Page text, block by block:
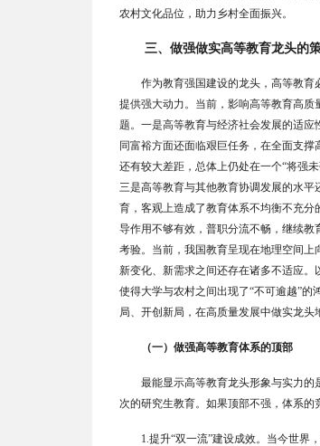
农村文化品位，助力乡村全面振兴。
三、做强做实高等教育龙头的
作为教育强国建设的龙头，高等教
提供强大动力。当前，影响高等教育高
题。一是高等教育与经济社会发展的适
同富裕方面还面临艰巨任务，在全面支
还有较大差距，总体上仍处在一个“将强
三是高等教育与其他教育协调发展的水
育，客观上造成了教育体系不均衡不充分
导作用不够有效，普职分流不畅，继续
考验。当前，我国教育呈现在地理空间
新变化、新需求之间还存在诸多不适应。
使得大学与农村之间出现了“不可逾越”的
局、开创新局，在高质量发展中做实龙头
（一）做强高等教育体系的顶部
最能显示高等教育龙头形象与实力
次的研究生教育。如果顶部不强，体系的
1.提升“双一流”建设成效。当今世界